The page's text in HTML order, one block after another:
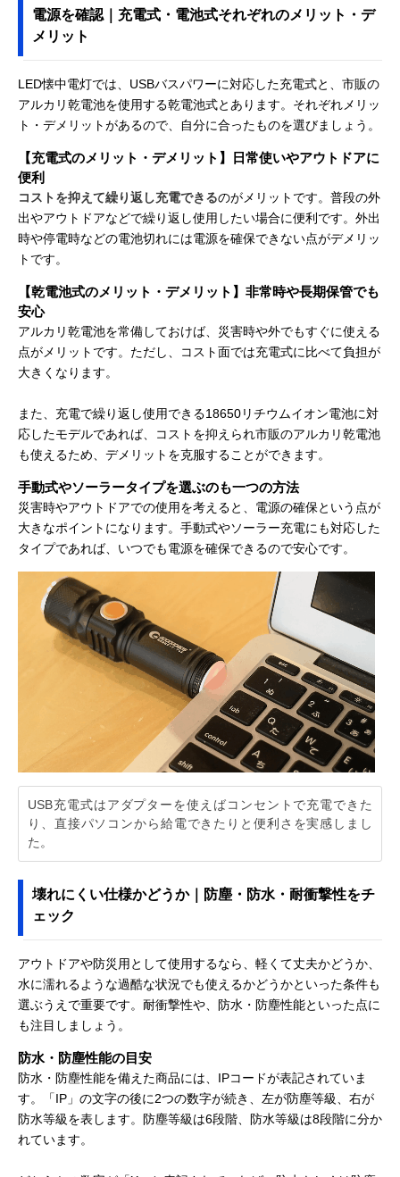
電源を確認｜充電式・電池式それぞれのメリット・デ
メリット
LED懐中電灯では、USBバスパワーに対応した充電式と、市販の
アルカリ乾電池を使用する乾電池式とあります。それぞれメリッ
ト・デメリットがあるので、自分に合ったものを選びましょう。
【充電式のメリット・デメリット】日常使いやアウトドアに
便利
コストを抑えて繰り返し充電できるのがメリットです。普段の外
出やアウトドアなどで繰り返し使用したい場合に便利です。外出
時や停電時などの電池切れには電源を確保できない点がデメリッ
トです。
【乾電池式のメリット・デメリット】非常時や長期保管でも
安心
アルカリ乾電池を常備しておけば、災害時や外でもすぐに使える
点がメリットです。ただし、コスト面では充電式に比べて負担が
大きくなります。
また、充電で繰り返し使用できる18650リチウムイオン電池に対
応したモデルであれば、コストを抑えられ市販のアルカリ乾電池
も使えるため、デメリットを克服することができます。
手動式やソーラータイプを選ぶのも一つの方法
災害時やアウトドアでの使用を考えると、電源の確保という点が
大きなポイントになります。手動式やソーラー充電にも対応した
タイプであれば、いつでも電源を確保できるので安心です。
USB充電式はアダプターを使えばコンセントで充電できた
り、直接パソコンから給電できたりと便利さを実感しまし
た。
壊れにくい仕様かどうか｜防塵・防水・耐衝撃性をチ
ェック
アウトドアや防災用として使用するなら、軽くて丈夫かどうか、
水に濡れるような過酷な状況でも使えるかどうかといった条件も
選ぶうえで重要です。耐衝撃性や、防水・防塵性能といった点に
も注目しましょう。
防水・防塵性能の目安
防水・防塵性能を備えた商品には、IPコードが表記されていま
す。「IP」の文字の後に2つの数字が続き、左が防塵等級、右が
防水等級を表します。防塵等級は6段階、防水等級は8段階に分か
れています。